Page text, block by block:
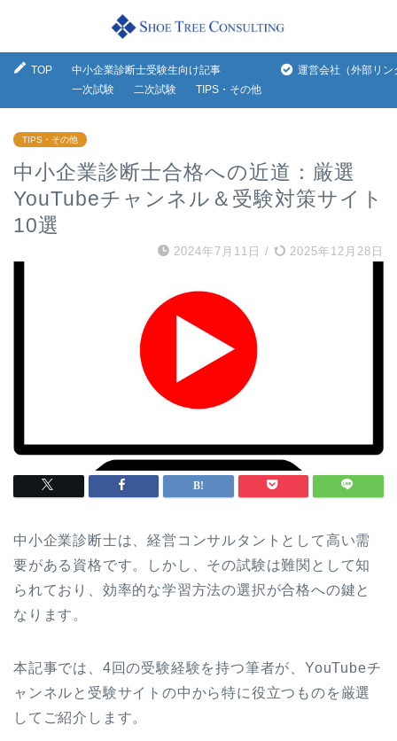
TOP
中小企業診断士受験生向け記事
一次試験
二次試験 TIPS・その他
運営会社（外部リン
TIPS・その他
中小企業診断士合格への近道：厳選
YouTubeチャンネル＆受験対策サイト
10選
2024年7月11日 / 2025年12月28日
中小企業診断士は、経営コンサルタントとして高い需
要がある資格です。しかし、その試験は難関として知
られており、効率的な学習方法の選択が合格への鍵と
なります。
本記事では、4回の受験経験を持つ筆者が、YouTubeチ
ャンネルと受験サイトの中から特に役立つものを厳選
してご紹介します。